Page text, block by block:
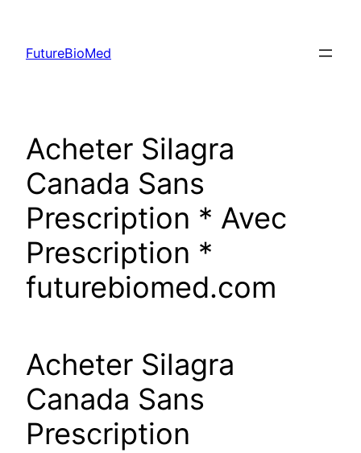
content
FutureBioMed
Acheter Silagra
Canada Sans
Prescription * Avec
Prescription *
futurebiomed.com
Acheter Silagra
Canada Sans
Prescription